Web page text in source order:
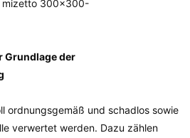
Grundlage der
ordnungsgemäß und schadlos sowie
verwertet werden. Dazu zählen